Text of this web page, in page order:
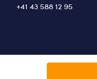
+41 43 588 12 95